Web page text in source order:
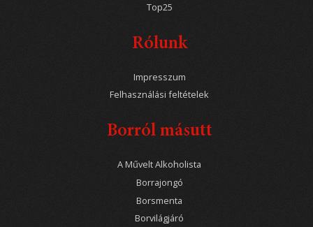
Top25
Rólunk
Impresszum
Felhasználási feltételek
Borról másutt
A Művelt Alkoholista
Borrajongó
Borsmenta
Borvilágjáró